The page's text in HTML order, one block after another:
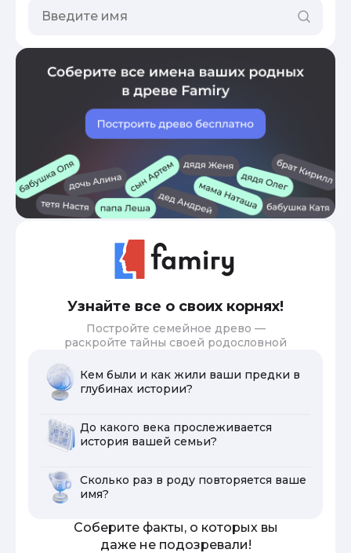
Узнайте все о своих корнях!
Постройте семейное древо —
раскройте тайны своей родословной
Кем были и как жили ваши предки в
глубинах истории?
До какого века прослеживается
история вашей семьи?
Сколько раз в роду повторяется ваше
имя?
Соберите факты, о которых вы
даже не подозревали!